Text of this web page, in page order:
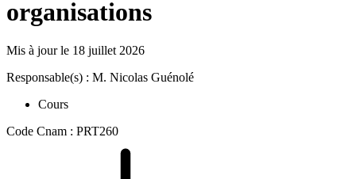
organisations
Mis à jour le 18 juillet 2026
Responsable(s) : M. Nicolas Guénolé
Cours
Code Cnam : PRT260